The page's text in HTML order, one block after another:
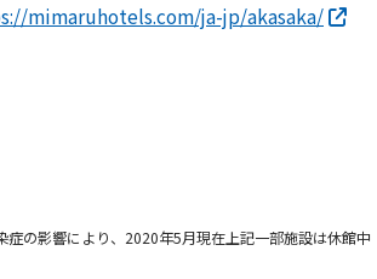
mimaruhotels.com/ja-jp/akasaka/
の影響により、2020年5月現在上記一部施設は休館中